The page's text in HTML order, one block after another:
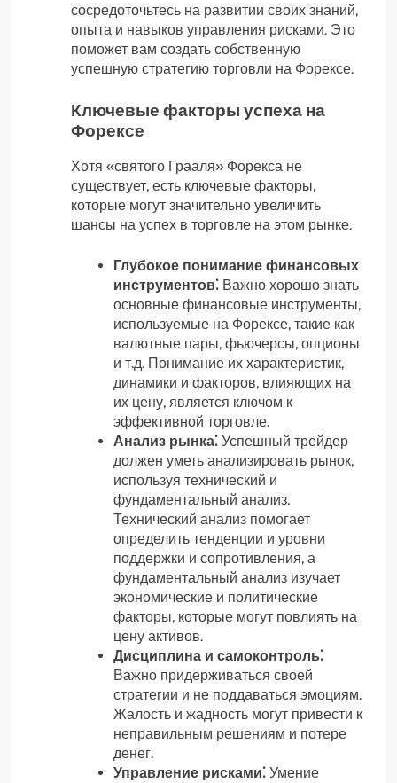
сосредоточьтесь на развитии своих знаний,
опыта и навыков управления рисками. Это
поможет вам создать собственную
успешную стратегию торговли на Форексе.
Ключевые факторы успеха на
Форексе
Хотя «святого Грааля» Форекса не
существует, есть ключевые факторы,
которые могут значительно увеличить
шансы на успех в торговле на этом рынке.
Глубокое понимание финансовых
инструментов⁚ Важно хорошо знать
основные финансовые инструменты,
используемые на Форексе, такие как
валютные пары, фьючерсы, опционы
и т.д. Понимание их характеристик,
динамики и факторов, влияющих на
их цену, является ключом к
эффективной торговле.
Анализ рынка⁚ Успешный трейдер
должен уметь анализировать рынок,
используя технический и
фундаментальный анализ.
Технический анализ помогает
определить тенденции и уровни
поддержки и сопротивления, а
фундаментальный анализ изучает
экономические и политические
факторы, которые могут повлиять на
цену активов.
Дисциплина и самоконтроль⁚
Важно придерживаться своей
стратегии и не поддаваться эмоциям.
Жалость и жадность могут привести к
неправильным решениям и потере
денег.
Управление рисками⁚ Умение